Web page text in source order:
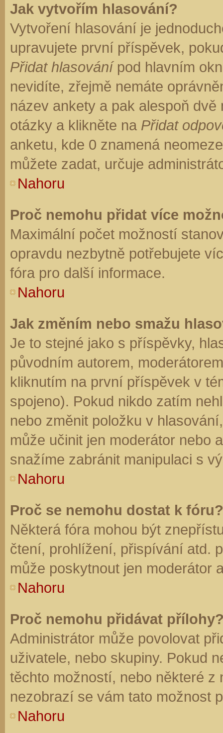
Jak vytvořím hlasování?
Vytvoření hlasování je
upravujete první příspěvek,
Přidat hlasovánípod hlavním
nevidíte, zřejmě nemáte
název ankety a pak alespoň
otázky a klikněte na Přidat
anketu, kde 0 znamená
můžete zadat, určuje
Nahoru
Proč nemohu přidat více
Maximální počet možností
opravdu nezbytně potřebujete
fóra pro další informace.
Nahoru
Jak změním nebo smažu
Je to stejné jako s příspěvky,
původním autorem,
kliknutím na první příspěvek v
spojeno). Pokud nikdo zatím
nebo změnit položku v
může učinit jen moderátor nebo
snažíme zabránit manipulaci s
Nahoru
Proč se nemohu dostat k fóru?
Některá fóra mohou být
čtení, prohlížení, přispívání atd.
může poskytnout jen moderátor
Nahoru
Proč nemohu přidávat
Administrátor může povolovat
uživatele, nebo skupiny. Pokud
těchto možností, nebo některé z
nezobrazí se vám tato možnost
Nahoru